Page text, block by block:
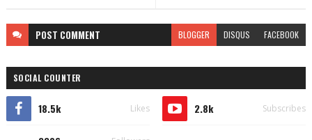
POST COMMENT BLOGGER DISQUS FACEBOOK
SOCIAL COUNTER
18.5k Likes 2.8k Subscribes